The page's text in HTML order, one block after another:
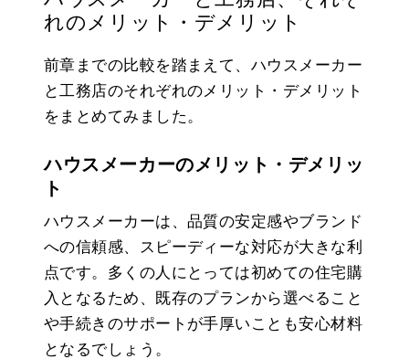
れのメリット・デメリット
前章までの比較を踏まえて、ハウスメーカー
と工務店のそれぞれのメリット・デメリット
をまとめてみました。
ハウスメーカーのメリット・デメリッ
ト
ハウスメーカーは、品質の安定感やブランド
への信頼感、スピーディーな対応が大きな利
点です。多くの人にとっては初めての住宅購
入となるため、既存のプランから選べること
や手続きのサポートが手厚いことも安心材料
となるでしょう。